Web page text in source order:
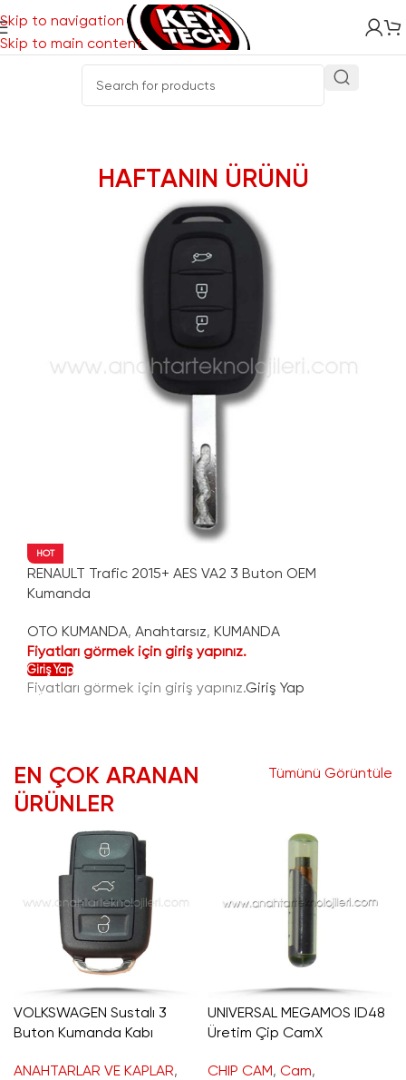
Skip to navigation
Skip to main content
HAFTANIN ÜRÜNÜ
HOT
RENAULT Trafic 2015+ AES VA2 3 Buton OEM
Kumanda
OTO KUMANDA, Anahtarsız, KUMANDA
Fiyatları görmek için giriş yapınız.
Giriş Yap
Fiyatları görmek için giriş yapınız.Giriş Yap
EN ÇOK ARANAN
ÜRÜNLER
Tümünü Görüntüle
VOLKSWAGEN Sustalı 3
Buton Kumanda Kabı
ANAHTARLAR VE KAPLAR,
UNIVERSAL MEGAMOS ID48
Üretim Çip CamX
CHIP CAM, Cam,